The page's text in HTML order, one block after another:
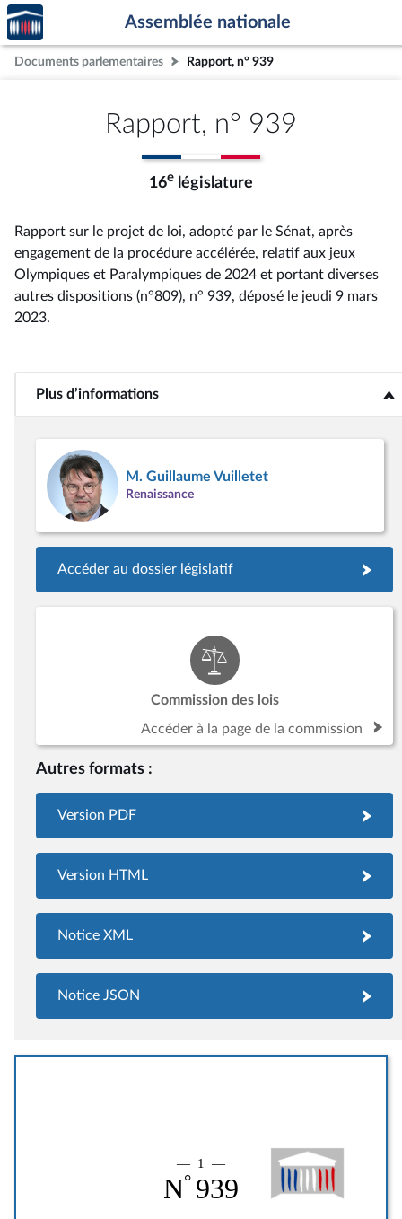
Aller au contenu
Aller en bas de la page
Accèder
à la
page
d'accueil
Assemblée nationale
Documents parlementaires Rapport, n° 939
Rapport, n° 939
16e législature
Rapport sur le projet de loi, adopté par le Sénat, après
engagement de la procédure accélérée, relatif aux jeux
Olympiques et Paralympiques de 2024 et portant diverses
autres dispositions (n°809), n° 939, déposé le jeudi 9 mars
2023.
Plus d’informations<b>Plus d’informations</b>
M. Guillaume Vuilletet
Renaissance
Accéder au dossier législatif
Commission des lois
Accéder à la page de la commission
Autres formats :
Version PDF
Version HTML
Notice XML
Notice JSON